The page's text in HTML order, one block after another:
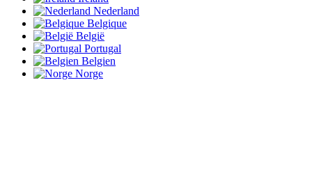
Nederland
Belgique
België
Portugal
Belgien
Norge